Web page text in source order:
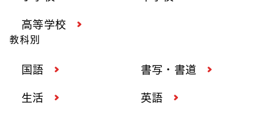
高等学校
教科別
国語 書写・書道
生活 英語